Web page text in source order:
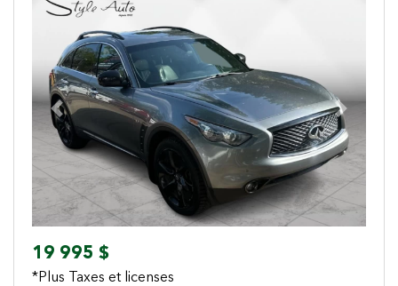
Previous Next
19 995 $
*Plus Taxes et licenses